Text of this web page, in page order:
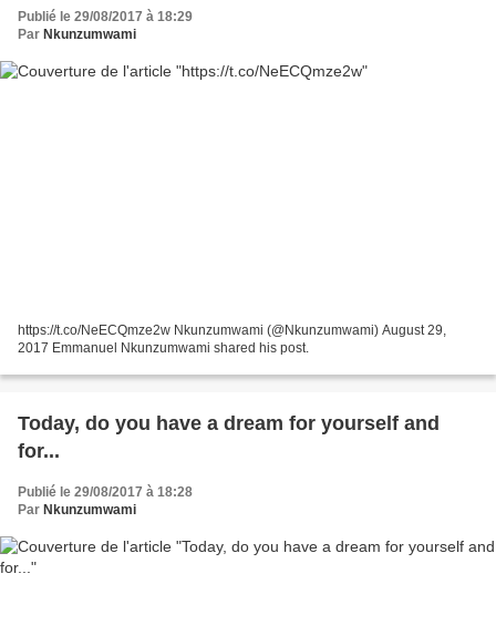
Publié le 29/08/2017 à 18:29
Par Nkunzumwami
https://t.co/NeECQmze2w Nkunzumwami (@Nkunzumwami) August 29,
2017 Emmanuel Nkunzumwami shared his post.
Today, do you have a dream for yourself and
for...
Publié le 29/08/2017 à 18:28
Par Nkunzumwami